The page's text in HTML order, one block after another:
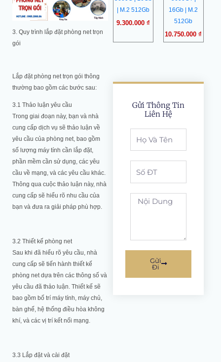
3. Quy trình lắp đặt phòng net trọn
gói
Lắp đặt phòng net trọn gói thông
thường bao gồm các bước sau:
3.1 Thảo luận yêu cầu
Trong giai đoạn này, bạn và nhà
cung cấp dịch vụ sẽ thảo luận về
yêu cầu của phòng net, bao gồm
số lượng máy tính cần lắp đặt,
phần mềm cần sử dụng, các yêu
cầu về mạng, và các yêu cầu khác.
Thông qua cuộc thảo luận này, nhà
cung cấp sẽ hiểu rõ nhu cầu của
bạn và đưa ra giải pháp phù hợp.
3.2 Thiết kế phòng net
Sau khi đã hiểu rõ yêu cầu, nhà
cung cấp sẽ tiến hành thiết kế
phòng net dựa trên các thông số và
yêu cầu đã thảo luận. Thiết kế sẽ
bao gồm bố trí máy tính, máy chủ,
bàn ghế, hệ thống điều hòa không
khí, và các vị trí kết nối mạng.
3.3 Lắp đặt và cài đặt
| M.2 512Gb
9.300.000 ₫
16Gb | M.2
512Gb
10.750.000₫
Gửi Thông Tin
Liên Hệ
Name
noi
Gửi
Đi